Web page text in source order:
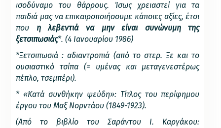
ισοδύναμο του θάρρους. Ίσως χρειαστεί για τα
παιδιά μας να επικαιροποιήσουμε κάποιες αξίες, έτσι
που η λεβεντιά να μην είναι συνώνυμη της
ξετσιπωσιάς*. (4 Ιανουαρίου 1986)
*Ξετσιπωσιά : αδιαντροπιά (από το στερ. Ξε και το
ουσιαστικό τσίπα (= υμένας και μεταγενεστέρως
πέπλο, τσεμπέρι).
* «Κατά συνθήκην ψεύδη»: Τίτλος του περίφημου
έργου του Μαξ Νορντάου (1849-1923).
(Από το βιβλίο του Σαράντου Ι. Καργάκου: